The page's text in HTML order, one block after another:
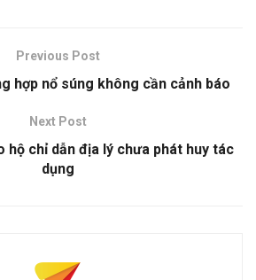
Previous Post
hợp nổ súng không cần cảnh báo
Next Post
hộ chỉ dẫn địa lý chưa phát huy tác
dụng